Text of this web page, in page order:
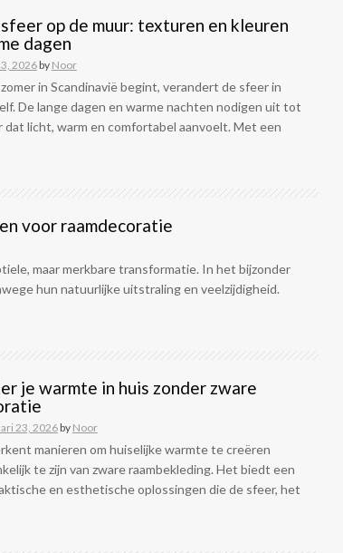
op de muur: texturen en kleuren
dagen
2026by Noor
in Scandinavië begint, verandert de sfeer in
De lange dagen en warme nachten nodigen uit tot
dat licht, warm en comfortabel aanvoelt. Met een
voor raamdecoratie
maar merkbare transformatie. In het bijzonder
hun natuurlijke uitstraling en veelzijdigheid.
je warmte in huis zonder zware
23, 2026by Noor
manieren om huiselijke warmte te creëren
te zijn van zware raambekleding. Het biedt een
en esthetische oplossingen die de sfeer, het